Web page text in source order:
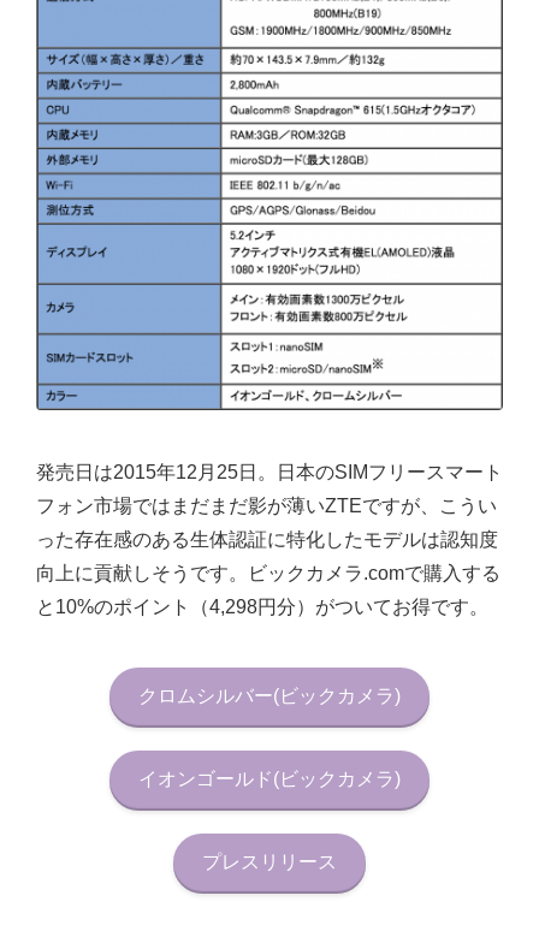
発売日は2015年12月25日。日本のSIMフリースマート
フォン市場ではまだまだ影が薄いZTEですが、こうい
った存在感のある生体認証に特化したモデルは認知度
向上に貢献しそうです。ビックカメラ.comで購入する
と10%のポイント（4,298円分）がついてお得です。
クロムシルバー(ビックカメラ)
イオンゴールド(ビックカメラ)
プレスリリース